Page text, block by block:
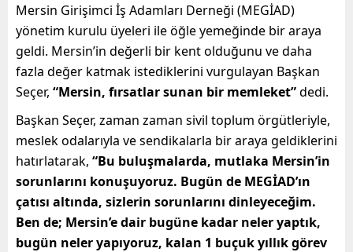
Mersin Girişimci İş Adamları Derneği (MEGİAD)
yönetim kurulu üyeleri ile öğle yemeğinde bir araya
geldi. Mersin’in değerli bir kent olduğunu ve daha
fazla değer katmak istediklerini vurgulayan Başkan
Seçer, “Mersin, fırsatlar sunan bir memleket”dedi.
Başkan Seçer, zaman zaman sivil toplum örgütleriyle,
meslek odalarıyla ve sendikalarla bir araya geldiklerini
hatırlatarak, “Bu buluşmalarda, mutlaka Mersin’in
sorunlarını konuşuyoruz. Bugün de MEGİAD’ın
çatısı altında, sizlerin sorunlarını dinleyeceğim.
Ben de; Mersin’e dair bugüne kadar neler yaptık,
bugün neler yapıyoruz, kalan 1 buçuk yıllık görev